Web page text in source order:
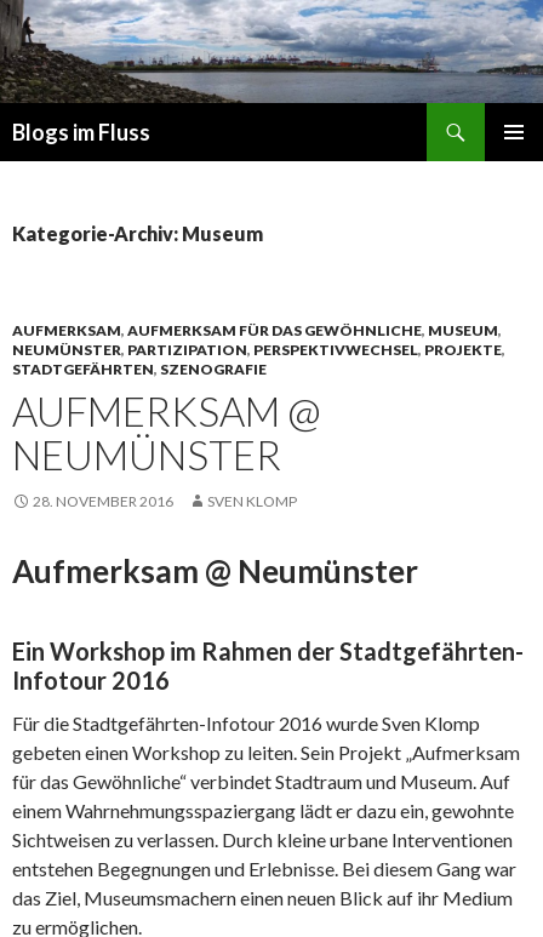
Blogs im Fluss
Kategorie-Archiv: Museum
AUFMERKSAM, AUFMERKSAM FÜR DAS GEWÖHNLICHE, MUSEUM,
NEUMÜNSTER, PARTIZIPATION, PERSPEKTIVWECHSEL, PROJEKTE,
STADTGEFÄHRTEN, SZENOGRAFIE
AUFMERKSAM @
NEUMÜNSTER
28. NOVEMBER 2016 SVEN KLOMP
Aufmerksam @ Neumünster
Ein Workshop im Rahmen der Stadtgefährten-
Infotour 2016
Für die Stadtgefährten-Infotour 2016 wurde Sven Klomp
gebeten einen Workshop zu leiten. Sein Projekt „Aufmerksam
für das Gewöhnliche“ verbindet Stadtraum und Museum. Auf
einem Wahrnehmungsspaziergang lädt er dazu ein, gewohnte
Sichtweisen zu verlassen. Durch kleine urbane Interventionen
entstehen Begegnungen und Erlebnisse. Bei diesem Gang war
das Ziel, Museumsmachern einen neuen Blick auf ihr Medium
zu ermöglichen.